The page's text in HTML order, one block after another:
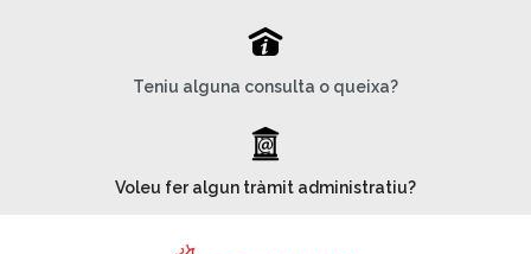
P
Teniu alguna consulta o queixa?
_
Voleu fer algun tràmit administratiu?